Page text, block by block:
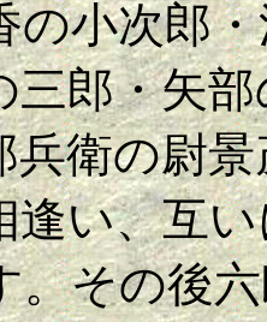
の小次郎
・矢部
兵衛の尉
、互い
。その後